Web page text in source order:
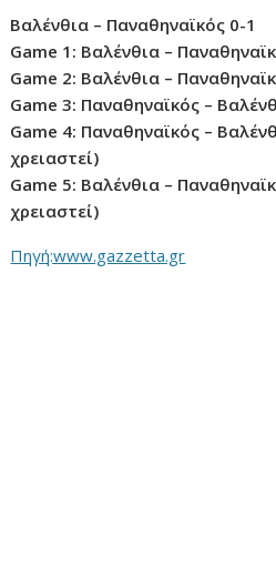
Βαλένθια – Παναθηναϊκός 0-1
Game 1: Βαλένθια –
Game 2: Βαλένθια –
Game 3: Παναθηναϊκός –
Game 4: Παναθηναϊκός –
χρειαστεί)
Game 5: Βαλένθια –
χρειαστεί)
Πηγή:www.gazzetta.gr